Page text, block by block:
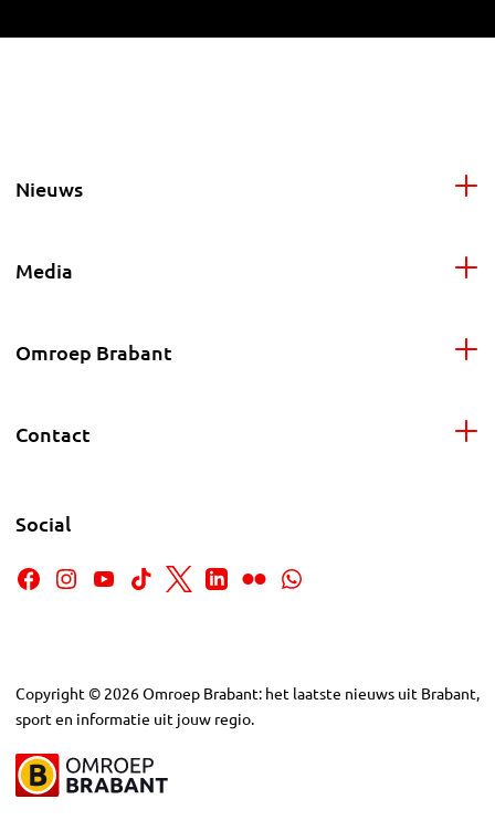
Nieuws
Media
Omroep Brabant
Contact
Social
Copyright © 2026Omroep Brabant: het laatste nieuws uit Brabant,
sport en informatie uit jouw regio.